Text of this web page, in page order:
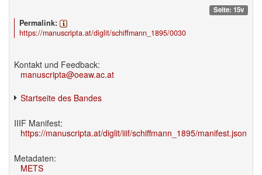
Seite: 15v
Permalink:
https://manuscripta.at/diglit/schiffmann_1895/0030
Kontakt und Feedback:
manuscripta@oeaw.ac.at
Startseite des Bandes
IIIF Manifest:
https://manuscripta.at/diglit/iiif/schiffmann_1895/manifest.json
Metadaten:
METS